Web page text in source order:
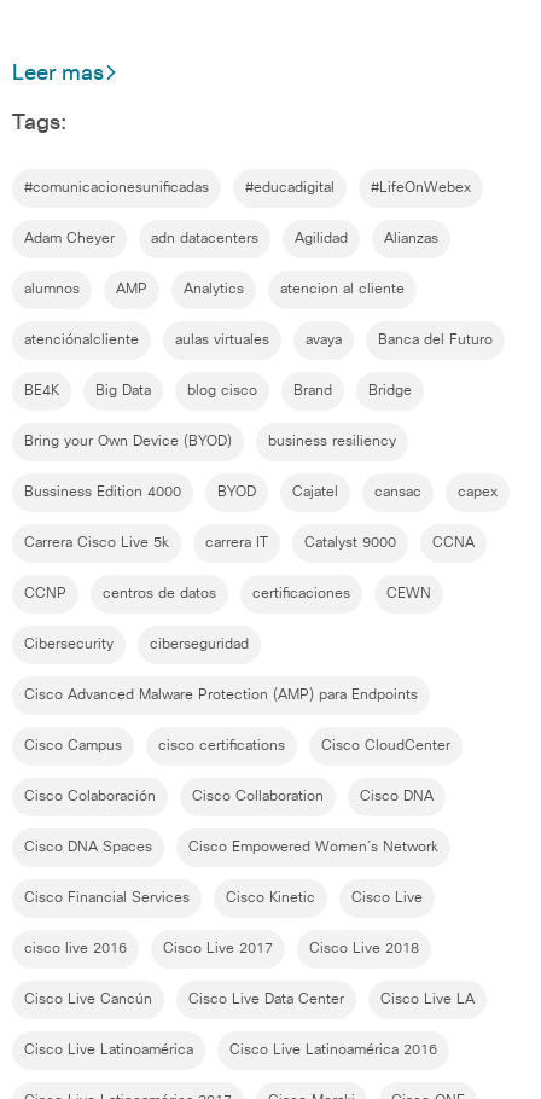
Leer mas
Tags:
#comunicacionesunificadas #educadigital #LifeOnWebex
Adam Cheyer adn datacenters Agilidad Alianzas
alumnos AMP Analytics atencion al cliente
atenciónalcliente aulas virtuales avaya Banca del Futuro
BE4K Big Data blog cisco Brand Bridge
Bring your Own Device (BYOD) business resiliency
Bussiness Edition 4000 BYOD Cajatel cansac capex
Carrera Cisco Live 5k carrera IT Catalyst 9000 CCNA
CCNP centros de datos certificaciones CEWN
Cibersecurity ciberseguridad
Cisco Advanced Malware Protection (AMP) para Endpoints
Cisco Campus cisco certifications Cisco CloudCenter
Cisco Colaboración Cisco Collaboration Cisco DNA
Cisco DNA Spaces Cisco Empowered Women´s Network
Cisco Financial Services Cisco Kinetic Cisco Live
cisco live 2016 Cisco Live 2017 Cisco Live 2018
Cisco Live Cancún Cisco Live Data Center Cisco Live LA
Cisco Live Latinoamérica Cisco Live Latinoamérica 2016